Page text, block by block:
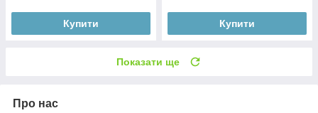
Купити Купити
Показати ще
Про нас